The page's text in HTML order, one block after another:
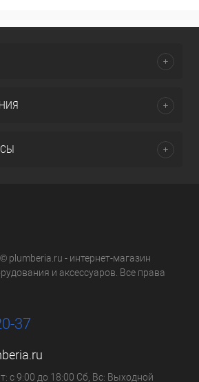
plumberia.ru - интернет-магазин
и аксессуаров. Все права
37
с 9:00 до 18:00 Сб, Вс: Выходной